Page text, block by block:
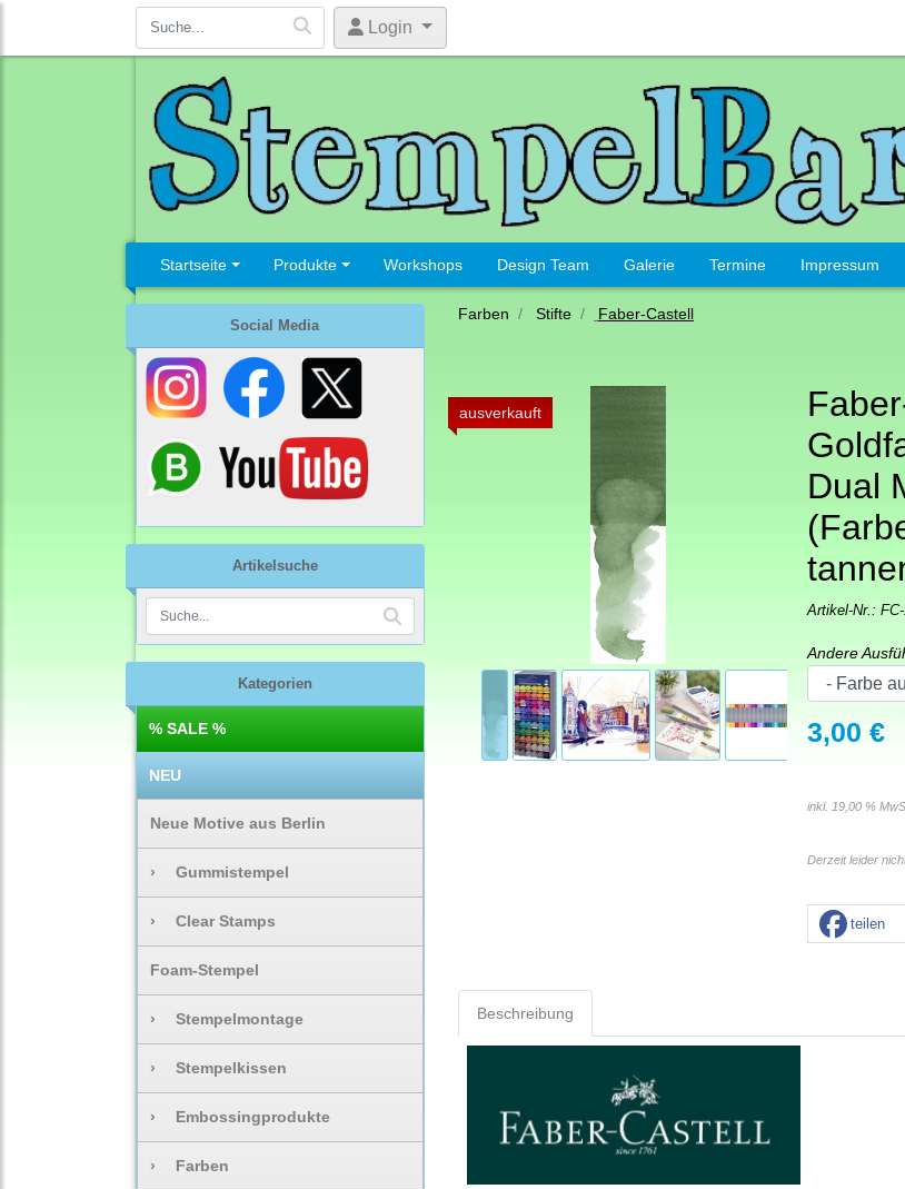
Login
Startseite Produkte Workshops Design Team Galerie Termine Impressum
Social Media
Artikelsuche
Kategorien
% SALE %
NEU
Neue Motive aus Berlin
› Gummistempel
› Clear Stamps
Foam-Stempel
› Stempelmontage
› Stempelkissen
› Embossingprodukte
› Farben
Farben Stifte Faber-Castell
ausverkauft
Dual
Artikel-Nr.:
Andere
3,00 €
inkl. 19,00 %
Derzeit leider
teilen
Beschreibung